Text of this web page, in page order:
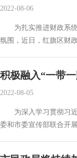
2022-08-06
为扎实推进财政系统
氛围，近日，红旗区财
积极融入“一带
2022-08-05
为深入学习贯彻习近
委和市委宣传部联合开